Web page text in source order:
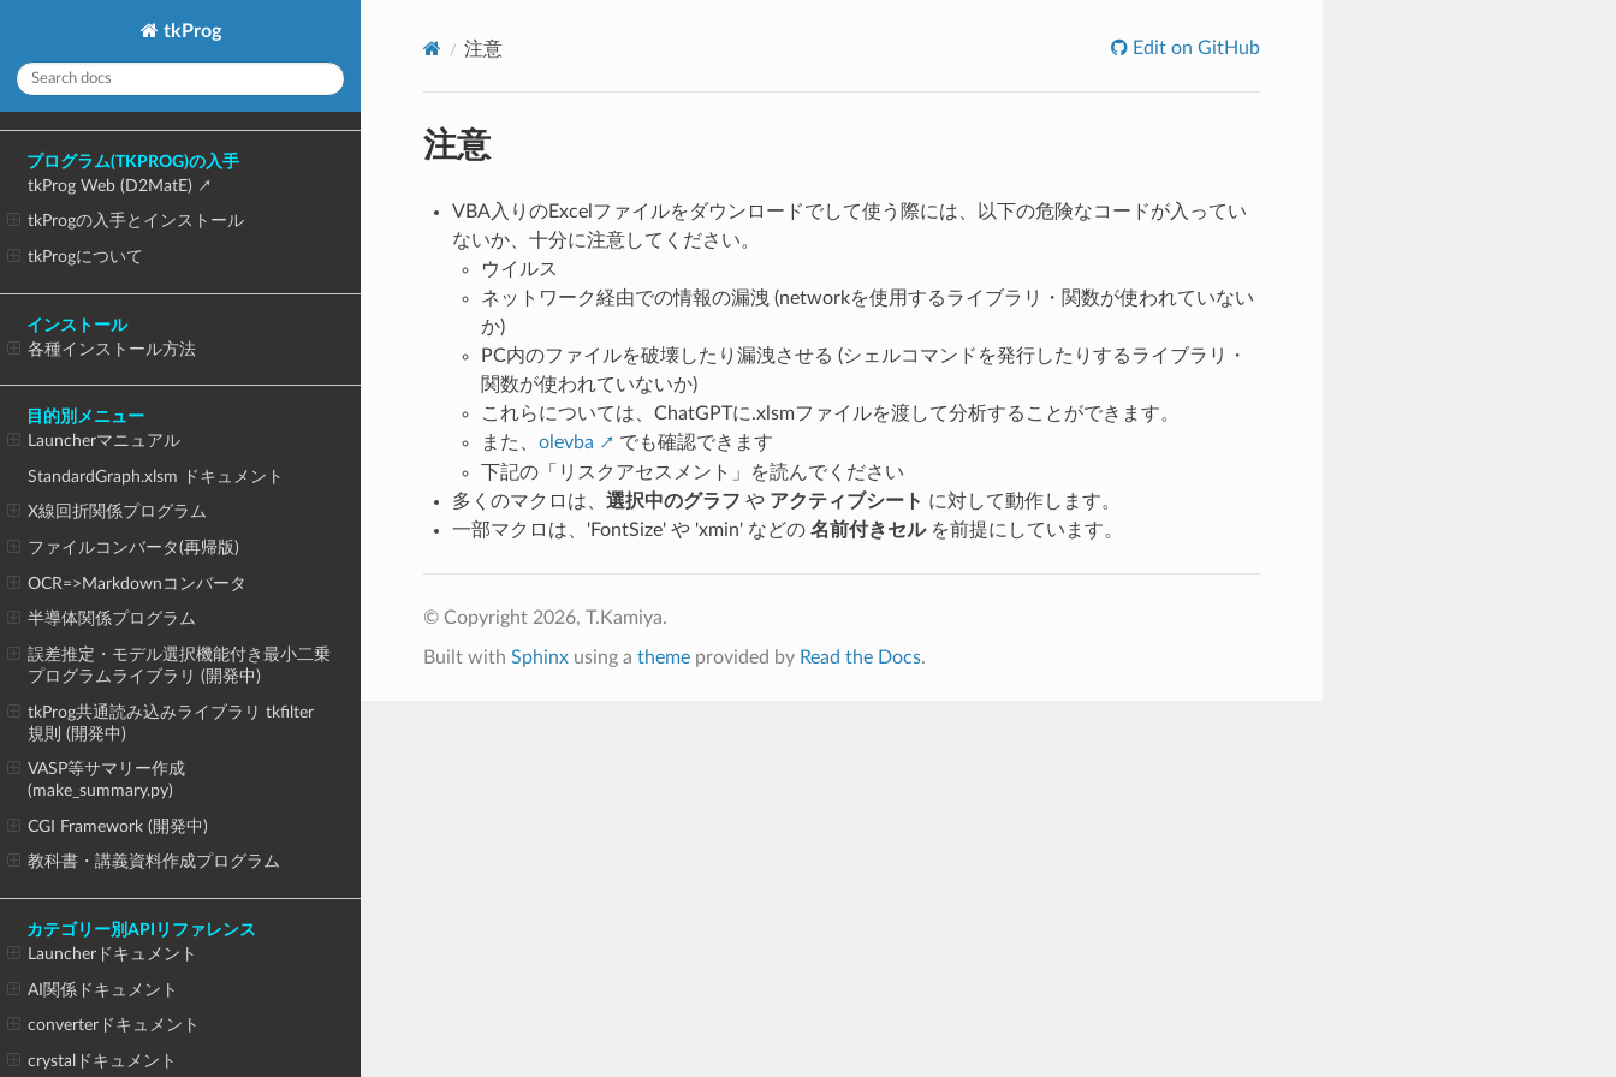
tkProg
プログラム(TKPROG)の入手
tkProg Web (D2MatE)
tkProgの入手とインストール
tkProgについて
インストール
各種インストール方法
目的別メニュー
Launcherマニュアル
StandardGraph.xlsm ドキュメント
X線回折関係プログラム
ファイルコンバータ(再帰版)
OCR=>Markdownコンバータ
半導体関係プログラム
誤差推定・モデル選択機能付き最小二乗
プログラムライブラリ (開発中)
tkProg共通読み込みライブラリ tkfilter
規則 (開発中)
VASP等サマリー作成
(make_summary.py)
CGI Framework (開発中)
教科書・講義資料作成プログラム
カテゴリー別APIリファレンス
Launcherドキュメント
AI関係ドキュメント
converterドキュメント
crystalドキュメント
注意 Edit on GitHub
注意
VBA入りのExcelファイルをダウンロードでして使う際には、以下の危険なコードが入ってい
ないか、十分に注意してください。
ウイルス
ネットワーク経由での情報の漏洩 (networkを使用するライブラリ・関数が使われていない
か)
PC内のファイルを破壊したり漏洩させる (シェルコマンドを発行したりするライブラリ・
関数が使われていないか)
これらについては、ChatGPTに.xlsmファイルを渡して分析することができます。
また、 olevba
でも確認できます
下記の「リスクアセスメント」を読んでください
多くのマクロは、 選択中のグラフ や アクティブシート に対して動作します。
一部マクロは、'FontSize' や 'xmin' などの 名前付きセルを前提にしています。
© Copyright 2026, T.Kamiya.
Built with Sphinxusing a themeprovided by Read the Docs.